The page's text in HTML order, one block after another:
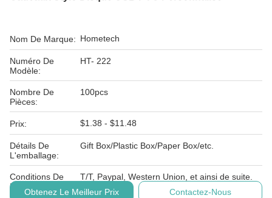
Nom De Marque: Hometech
Numéro De
Modèle:
HT- 222
Nombre De
Pièces:
100pcs
Prix: $1.38 - $11.48
Détails De
L'emballage:
Gift Box/Plastic Box/Paper Box/etc.
Conditions De
Paiement:
T/T, Paypal, Western Union, et ainsi de suite.
Obtenez Le Meilleur Prix
Contactez-Nous